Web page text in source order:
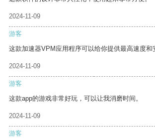
2024-11-09
游客
这款加速器VPM应用程序可以给你提供最高速度和
2024-11-09
游客
这款app的游戏非常好玩，可以让我消磨时间。
2024-11-09
游客